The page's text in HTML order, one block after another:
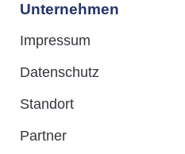
Unternehmen
Impressum
Datenschutz
Standort
Partner